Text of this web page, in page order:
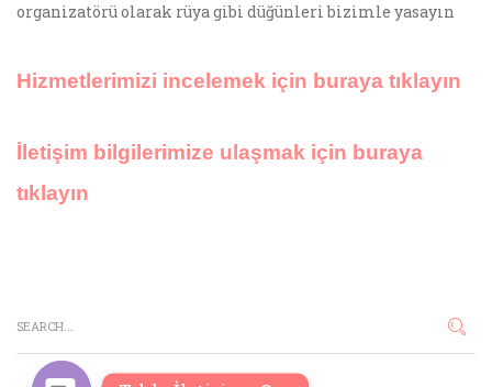
organizatörü olarak rüya gibi düğünleri bizimle yasayın
Hizmetlerimizi incelemek için buraya tıklayın
İletişim bilgilerimize ulaşmak için buraya
tıklayın